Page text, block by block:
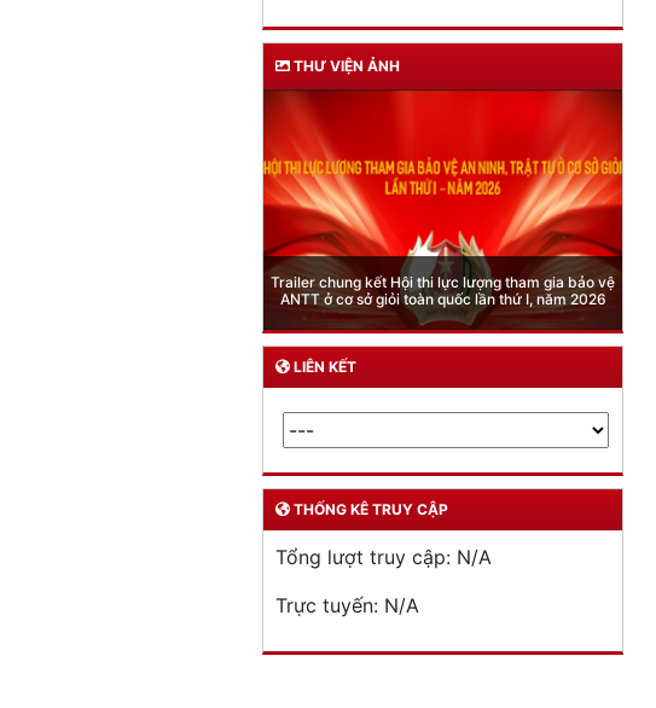
THƯ VIỆN ẢNH
Trailer chung kết Hội thi lực lượng tham gia bảo vệ
ANTT ở cơ sở giỏi toàn quốc lần thứ I, năm 2026
Phòng Quản lý xuất nhập cảnh: Hướng dẫn
quy định mới trong lĩnh vực xuất cảnh,
của công dân việt nam từ ngày 01/7/
LIÊN KẾT
THỐNG KÊ TRUY CẬP
Tổng lượt truy cập: N/A
Trực tuyến: N/A